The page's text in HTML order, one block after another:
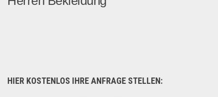
HIER KOSTENLOS IHRE ANFRAGE STELLEN: